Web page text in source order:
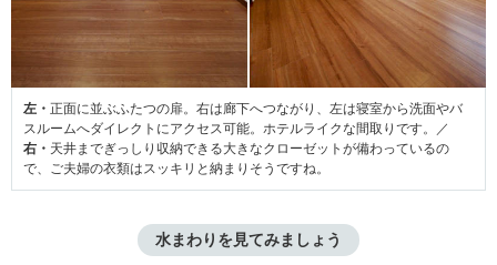
左・ 正面に並ぶふたつの扉。右は廊下へつながり、左は寝室から洗面やバ
スルームへダイレクトにアクセス可能。ホテルライクな間取りです。／
右・ 天井までぎっしり収納できる大きなクローゼットが備わっているの
で、ご夫婦の衣類はスッキリと納まりそうですね。
水まわりを見てみましょう